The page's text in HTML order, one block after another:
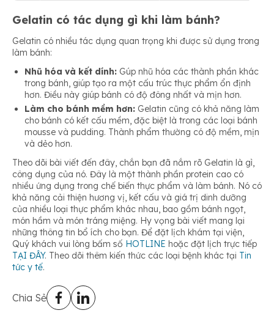
Gelatin có tác dụng gì khi làm bánh?
Gelatin có nhiều tác dụng quan trọng khi được sử dụng trong
làm bánh:
Nhũ hóa và kết dính: Gúp nhũ hóa các thành phần khác
trong bánh, giúp tạo ra một cấu trúc thực phẩm ổn định
hơn. Điều này giúp bánh có độ đông nhất và mịn hơn.
Làm cho bánh mềm hơn: Gelatin cũng có khả năng làm
cho bánh có kết cấu mềm, đặc biệt là trong các loại bánh
mousse và pudding. Thành phẩm thường có độ mềm, mịn
và dẻo hơn.
Theo dõi bài viết đến đây, chắn bạn đã nắm rõ Gelatin là gì,
công dụng của nó. Đây là một thành phần protein cao có
nhiều ứng dụng trong chế biến thực phẩm và làm bánh. Nó có
khả năng cải thiện hương vị, kết cấu và giá trị dinh dưỡng
của nhiều loại thực phẩm khác nhau, bao gồm bánh ngọt,
món hầm và món tráng miệng. Hy vọng bài viết mang lại
những thông tin bổ ích cho bạn. Để đặt lịch khám tại viện,
Quý khách vui lòng bấm số HOTLINE hoặc đặt lịch trực tiếp
TẠI ĐÂY. Theo dõi thêm kiến thức các loại bệnh khác tại Tin
tức y tế.
Chia Sẻ